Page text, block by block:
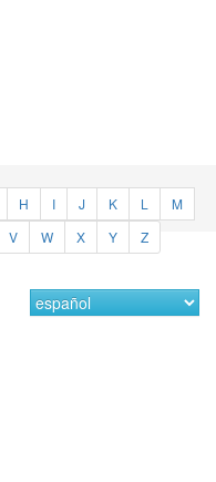
H I J K L
M
V W X Y Z